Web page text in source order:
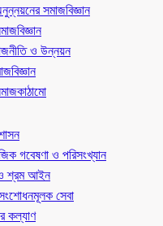
সমাজবিজ্ঞান
ও উন্নয়ন
গবেষণা ও পরিসংখ্যান
ও শ্রম আইন
সেবা
কল্যাণ